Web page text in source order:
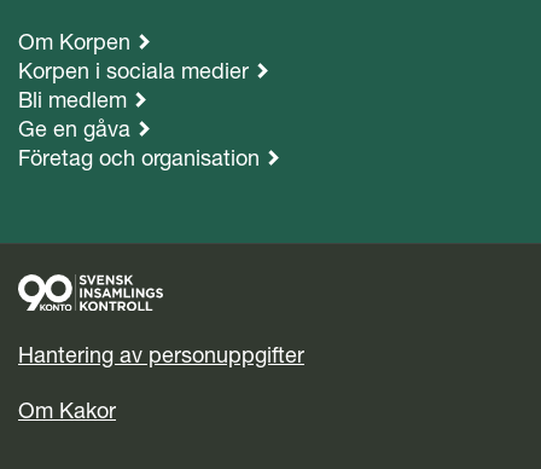
Om Korpen
Korpen i sociala medier
Bli medlem
Ge en gåva
Företag och organisation
Hantering av personuppgifter
Om Kakor